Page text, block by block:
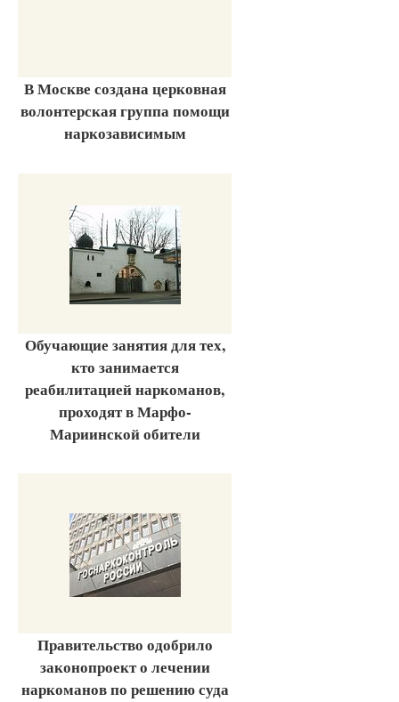
В Москве создана церковная
волонтерская группа помощи
наркозависимым
Обучающие занятия для тех,
кто занимается
реабилитацией наркоманов,
проходят в Марфо-
Мариинской обители
Правительство одобрило
законопроект о лечении
наркоманов по решению суда